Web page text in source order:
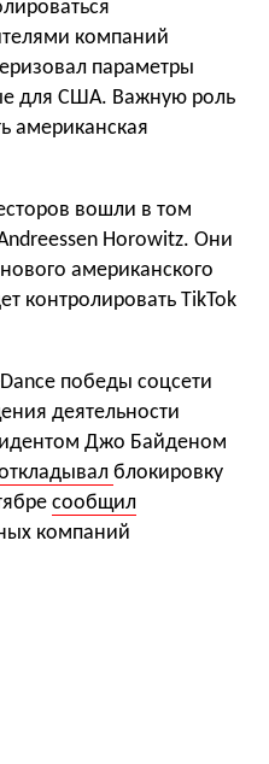
компаний
параметры
для США. Важную роль
американская
вошли в том
Horowitz. Они
американского
контролировать TikTok
победы соцсети
деятельности
Джо Байденом
блокировку
сообщил
компаний